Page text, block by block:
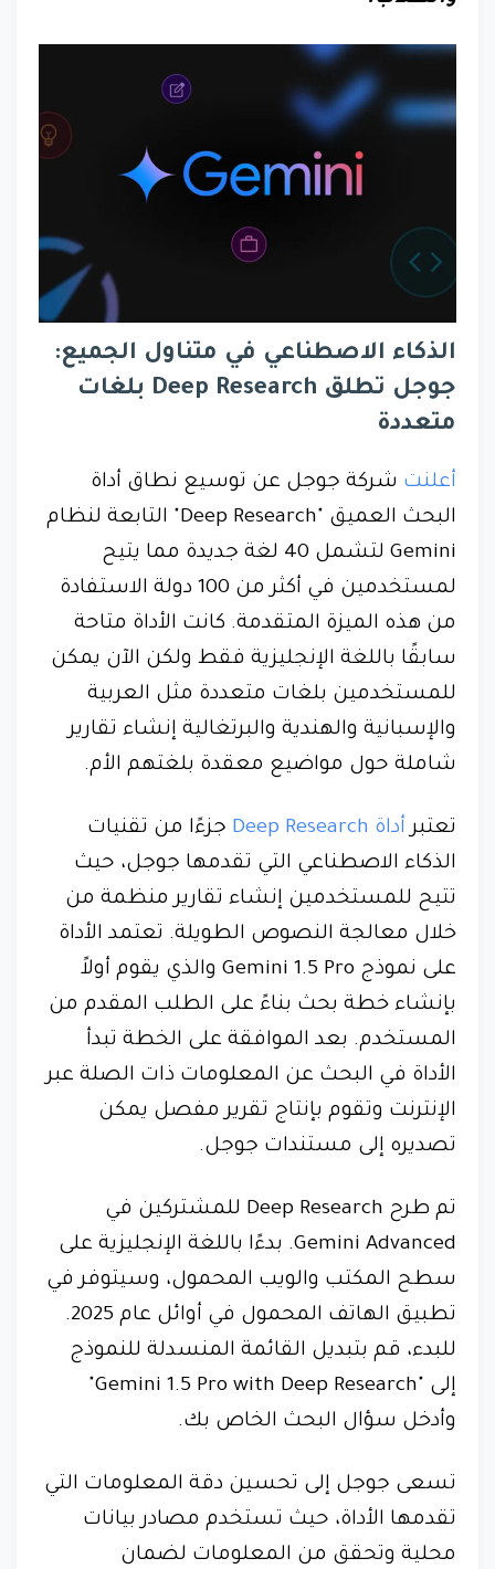
الذكاء الاصطناعي في متناول الجميع:
جوجل تطلق Deep Research بلغات
متعددة
أعلنت شركة جوجل عن توسيع نطاق أداة
البحث العميق "Deep Research" التابعة لنظام
Gemini لتشمل 40 لغة جديدة مما يتيح
لمستخدمين في أكثر من 100 دولة الاستفادة
من هذه الميزة المتقدمة. كانت الأداة متاحة
سابقًا باللغة الإنجليزية فقط ولكن الآن يمكن
للمستخدمين بلغات متعددة مثل العربية
والإسبانية والهندية والبرتغالية إنشاء تقارير
شاملة حول مواضيع معقدة بلغتهم الأم.
تعتبر أداة Deep Research
جزءًا من تقنيات
الذكاء الاصطناعي التي تقدمها جوجل، حيث
تتيح للمستخدمين إنشاء تقارير منظمة من
خلال معالجة النصوص الطويلة. تعتمد الأداة
على نموذج Gemini 1.5 Pro والذي يقوم أولاً
بإنشاء خطة بحث بناءً على الطلب المقدم من
المستخدم. بعد الموافقة على الخطة تبدأ
الأداة في البحث عن المعلومات ذات الصلة عبر
الإنترنت وتقوم بإنتاج تقرير مفصل يمكن
تصديره إلى مستندات جوجل.
تم طرح Deep Research للمشتركين في
Gemini Advanced. بدءًا باللغة الإنجليزية على
سطح المكتب والويب المحمول، وسيتوفر في
تطبيق الهاتف المحمول في أوائل عام 2025.
للبدء، قم بتبديل القائمة المنسدلة للنموذج
إلى "Gemini 1.5 Pro with Deep Research"
وأدخل سؤال البحث الخاص بك.
تسعى جوجل إلى تحسين دقة المعلومات التي
تقدمها الأداة، حيث تستخدم مصادر بيانات
محلية وتحقق من المعلومات لضمان